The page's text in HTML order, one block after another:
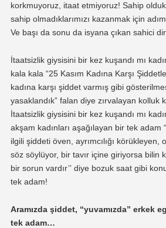
korkmuyoruz, itaat etmiyoruz! Sahip
sahip olmadıklarımızı kazanmak için
Ve başı da sonu da isyana çıkan sahici
İtaatsizlik giysisini bir kez kuşandı mı
kala kala “25 Kasım Kadına Karşı
kadına karşı şiddetvarmış gibi
yasaklandık” falan diye zırvalayan kolluk
İtaatsizlik giysisini bir kez kuşandı mı
akşam kadınları aşağılayan bir tek adam “
ilgili şiddeti öven, ayrımcılığı körükleyen,
söz söylüyor, bir tavır içine giriyorsa bilin
bir sorun vardır’’diye bozuk saat gibi
tek adam!
Aramızda şiddet, “yuvamızda” erkek
tek adam…